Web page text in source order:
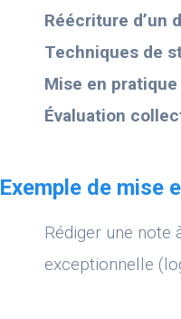
Réécriture d’un
Techniques de
Mise en
Évaluation
Exemple de mise
Rédiger une note
exceptionnelle